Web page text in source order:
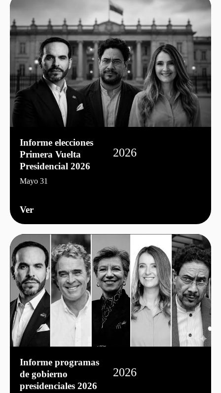
Informe elecciones
Primera Vuelta
Presidencial 2026
2026
Mayo 31
Ver
Informe programas
de gobierno
presidenciales 2026
2026